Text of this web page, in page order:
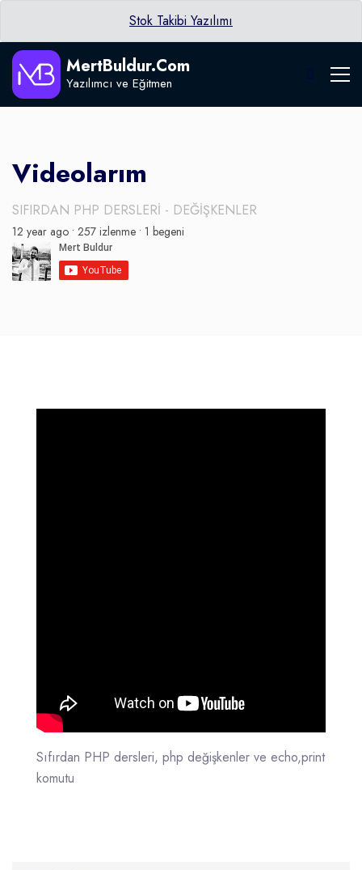
Stok Takibi Yazılımı
MertBuldur.Com
Yazılımcı ve Eğitmen
Videolarım
SIFIRDAN PHP DERSLERİ - DEĞİŞKENLER
12 year ago • 257 izlenme • 1 begeni
Sıfırdan PHP dersleri, php değişkenler ve echo,print
komutu